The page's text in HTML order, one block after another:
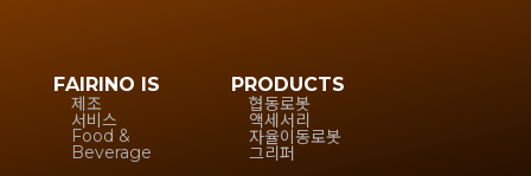
FAIRINO IS
제조
서비스
Food &
Beverage
PRODUCTS
협동로봇
액세서리
자율이동로봇
그리퍼